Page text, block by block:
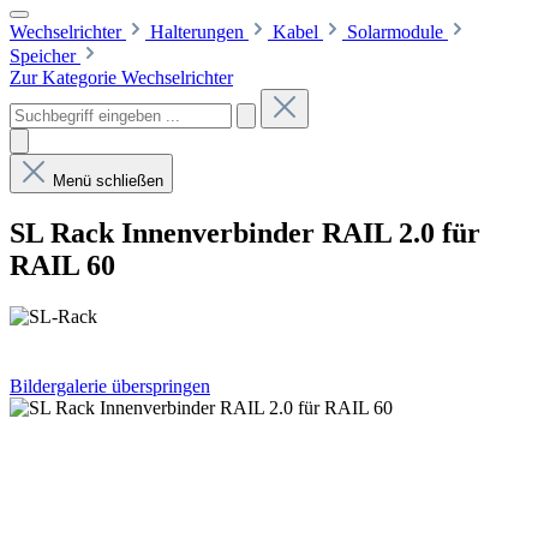
Wechselrichter Halterungen Kabel
Solarmodule
Speicher
Zur Kategorie Wechselrichter
Menü schließen
SL Rack Innenverbinder RAIL 2.0 für
RAIL 60
Bildergalerie überspringen